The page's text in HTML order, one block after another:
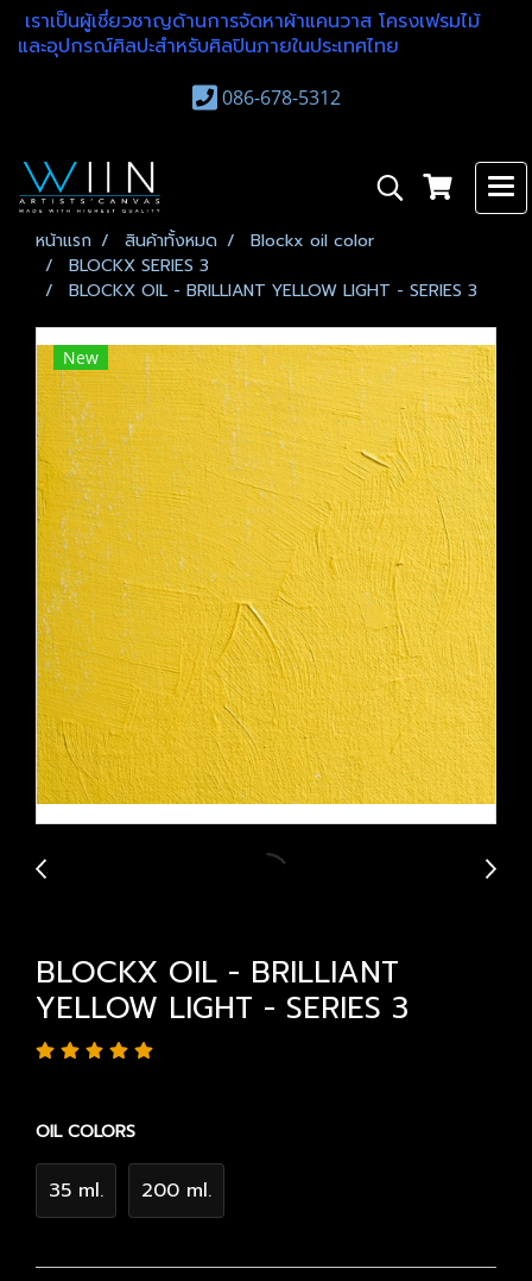
เราเป็นผู้เชี่ยวชาญด้านการจัดหาผ้าแคนวาส โครงเฟรมไม้
และอุปกรณ์ศิลปะสำหรับศิลปินภายในประเทศไทย
086-678-5312
หน้าแรก สินค้าทั้งหมด
Blockx oil color
BLOCKX SERIES 3
BLOCKX OIL - BRILLIANT YELLOW LIGHT - SERIES 3
New
BLOCKX OIL - BRILLIANT
YELLOW LIGHT - SERIES 3
OIL COLORS
35 ml. 200 ml.